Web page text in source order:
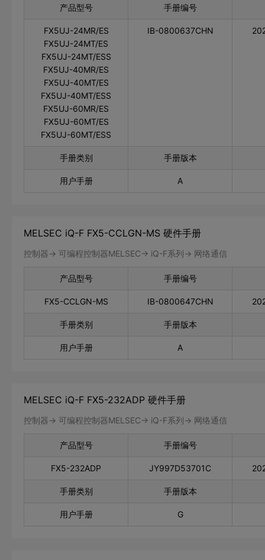
产品型号 手册编号
FX5UJ-24MR/ES
FX5UJ-24MT/ES
FX5UJ-24MT/ESS
FX5UJ-40MR/ES
FX5UJ-40MT/ES
FX5UJ-40MT/ESS
FX5UJ-60MR/ES
FX5UJ-60MT/ES
FX5UJ-60MT/ESS
IB-0800637CHN
手册类别 手册版本
用户手册 A
MELSEC iQ-F FX5-CCLGN-MS 硬件手册
控制器-> 可编程控制器MELSEC-> iQ-F系列-> 网络通信
产品型号 手册编号
FX5-CCLGN-MS IB-0800647CHN
手册类别 手册版本
用户手册 A
MELSEC iQ-F FX5-232ADP 硬件手册
控制器-> 可编程控制器MELSEC-> iQ-F系列-> 网络通信
产品型号 手册编号
FX5-232ADP JY997D53701C
手册类别 手册版本
用户手册 G